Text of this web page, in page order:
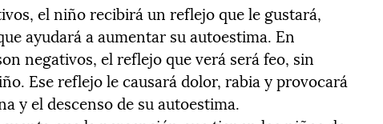
el niño recibirá un reflejo que le gustará,
ayudará a aumentar su autoestima. En
negativos, el reflejo que verá será feo, sin
Ese reflejo le causará dolor, rabia y provocará
y el descenso de su autoestima.